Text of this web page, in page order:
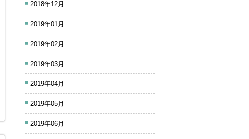
2018年12月
2019年01月
2019年02月
2019年03月
2019年04月
2019年05月
2019年06月